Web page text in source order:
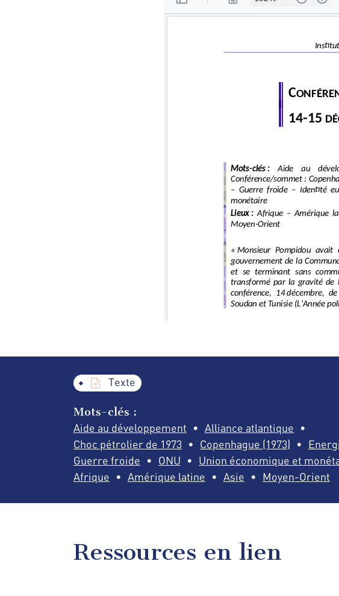
Texte
Mots-clés :
Aide au développement
Alliance atlantique
Choc pétrolier de 1973
Copenhague (1973)
Guerre froide
ONU
Union économique et
Afrique
Amérique latine Asie Moyen-Orient
Ressources en lien